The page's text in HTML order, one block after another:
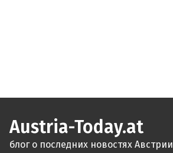
Austria-Today.at
блог о последних новостях Австрии